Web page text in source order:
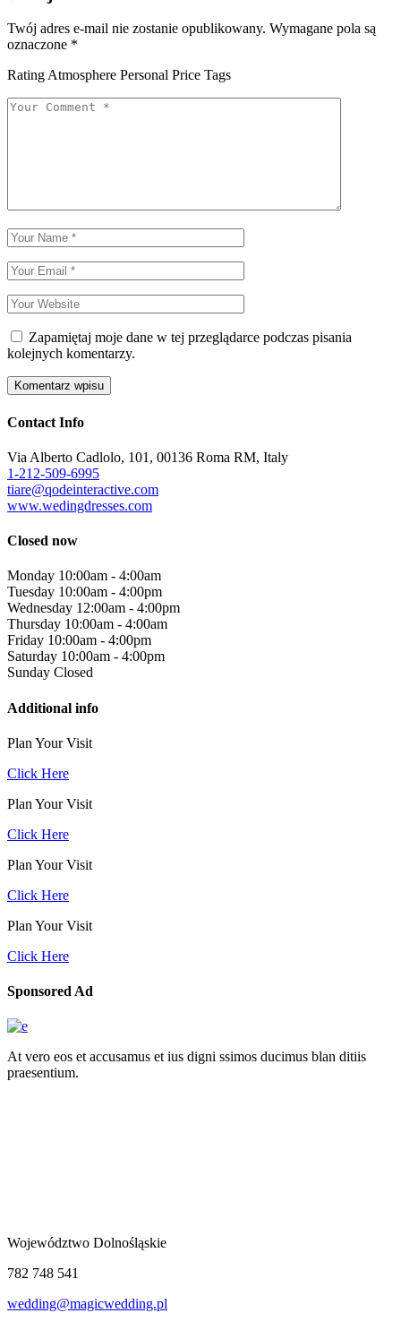
Twój adres e-mail nie zostanie opublikowany. Wymagane pola są
oznaczone *
Rating Atmosphere Personal Price Tags
Zapamiętaj moje dane w tej przeglądarce podczas pisania
kolejnych komentarzy.
Contact Info
Via Alberto Cadlolo, 101, 00136 Roma RM, Italy
1-212-509-6995
tiare@qodeinteractive.com
www.wedingdresses.com
Closed now
Monday 10:00am - 4:00am
Tuesday 10:00am - 4:00pm
Wednesday 12:00am - 4:00pm
Thursday 10:00am - 4:00am
Friday 10:00am - 4:00pm
Saturday 10:00am - 4:00pm
Sunday Closed
Additional info
Plan Your Visit
Click Here
Plan Your Visit
Click Here
Plan Your Visit
Click Here
Plan Your Visit
Click Here
Sponsored Ad
At vero eos et accusamus et ius digni ssimos ducimus blan ditiis
praesentium.
Województwo Dolnośląskie
782 748 541
wedding@magicwedding.pl